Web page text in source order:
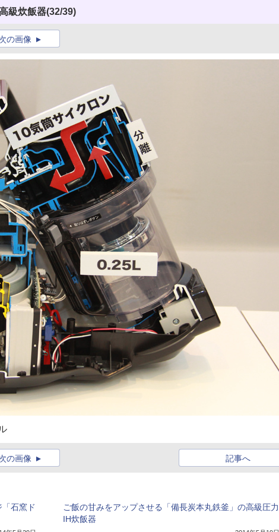
級炊飯器(32/39)
の画像
記事へ
の画像
石窯ド
ご飯の甘みをアップさせる「備長炭本丸鉄釜」の高級圧力
IH炊飯器